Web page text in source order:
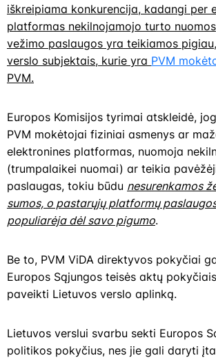
iškreipiama konkurencija, kadangi per
platformas nekilnojamojo turto
vežimo paslaugos yra teikiamos
verslo subjektais, kurie yra PVM
PVM.
Europos Komisijos tyrimai atskleidė,
PVM mokėtojai fiziniai asmenys ar
elektronines platformas, nuomoja
(trumpalaikei nuomai) ar teikia
paslaugas, tokiu būdu nesurenkamos
sumos, o pastarųjų platformų
populiarėja dėl savo pigumo.
Be to, PVM ViDA direktyvos pokyčiai
Europos Sąjungos teisės aktų
paveikti Lietuvos verslo aplinką.
Lietuvos verslui svarbu sekti Europos
politikos pokyčius, nes jie gali daryti